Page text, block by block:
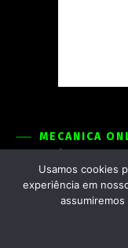
MECÂNICA
Tecnovidade
Engenharia
Usamos cookies
experiência em